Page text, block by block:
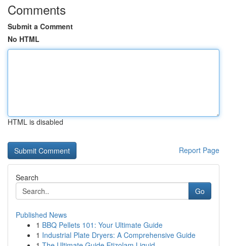
Comments
Submit a Comment
No HTML
HTML is disabled
Report Page
Search
Go
Published News
1 BBQ Pellets 101: Your Ultimate Guide
1 Industrial Plate Dryers: A Comprehensive Guide